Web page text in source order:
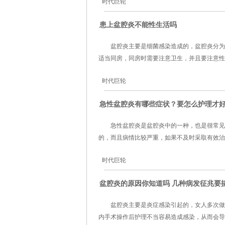
时代巨轮
患上盆腔炎不能性生活吗
盆腔炎主要是细菌感染造成的，盆腔炎分
适当同房，同房时需要注意卫生，并且要注意
时代巨轮
急性盆腔炎有哪些症状？要怎么护理才
急性盆腔炎是盆腔炎中的一种，也是很常
的，而且病情比较严重，如果不及时采取有效
时代巨轮
盆腔炎的原因你知道吗 几种病发征兆要
盆腔炎主要是炎症感染引起的，女人多次
内手术操作后护理不当容易造成感染，从而会